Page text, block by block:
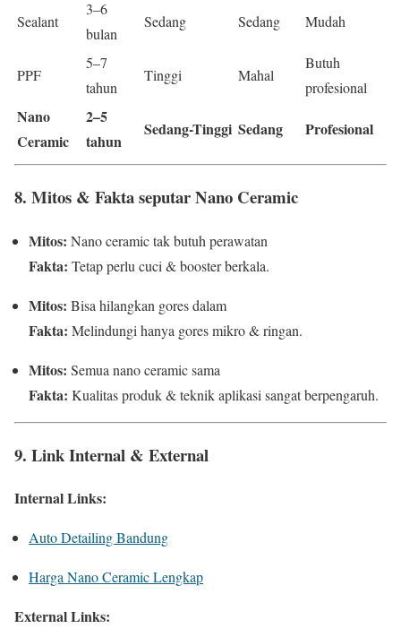
Sealant
3–6
bulan
Sedang Sedang Mudah
PPF
5–7
tahun
Tinggi Mahal
Butuh
profesional
Nano
Ceramic
2–5
tahun
Sedang-Tinggi Sedang Profesional
8. Mitos & Fakta seputar Nano Ceramic
Mitos: Nano ceramic tak butuh perawatan
Fakta: Tetap perlu cuci & booster berkala.
Mitos: Bisa hilangkan gores dalam
Fakta: Melindungi hanya gores mikro & ringan.
Mitos: Semua nano ceramic sama
Fakta: Kualitas produk & teknik aplikasi sangat berpengaruh.
9. Link Internal & External
Internal Links:
Auto Detailing Bandung
Harga Nano Ceramic Lengkap
External Links: